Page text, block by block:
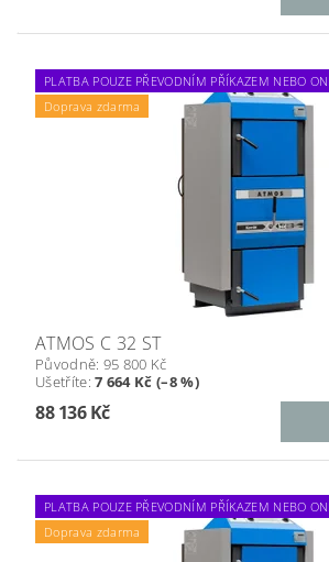
PLATBA POUZE PŘEVODNÍM PŘÍKAZEM NEBO
Doprava zdarma
ATMOS C 32 ST
Původně: 95 800 Kč
Ušetříte:7 664 Kč (–8 %)
88 136 Kč
PLATBA POUZE PŘEVODNÍM PŘÍKAZEM NEBO
Doprava zdarma